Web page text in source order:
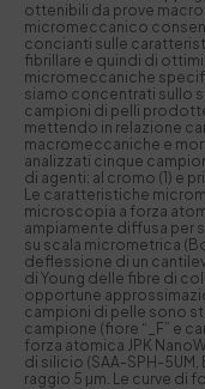
ottenibili da prove
micromeccanico
concianti sulle
fibrillare e quindi di
micromeccaniche
siamo concentrati sullo
campioni di pelli
mettendo in relazione
macromeccaniche e
analizzati cinque
di agenti: al cromo (1) e
Le caratteristiche
microscopia a forza
ampiamente diffusa per
su scala micrometrica
deflessione di un
di Young delle fibre di
opportune
campioni di pelle sono
campione (fiore “_F” e
forza atomica JPK
di silicio (SAA-SPH-
raggio 5 μm. Le curve di